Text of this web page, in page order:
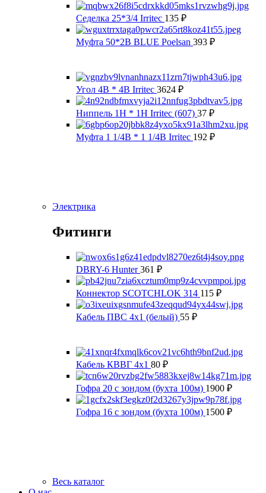
Седелка 25*3/4 Irritec 135 ₽
Муфта 50*2В BLUE Poelsan 393 ₽
Угол 4В * 4В Irritec 3624 ₽
Ниппель 1Н * 1Н Irritec (607) 37 ₽
Муфта 1 1/4В * 1 1/4В Irritec 192 ₽
Электрика
Фитинги
DBRY-6 Hunter361 ₽
Коннектор SCOTCHLOK 314 115 ₽
Кабель ПВС 4х1 (белый) 55 ₽
Кабель КВВГ 4х1 80 ₽
Гофра 20 с зондом (бухта 100м) 1900 ₽
Гофра 16 с зондом (бухта 100м) 1500 ₽
Весь каталог